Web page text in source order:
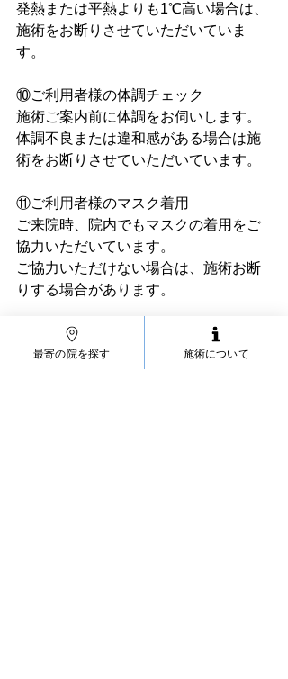
発熱または平熱よりも1℃高い場合は、
施術をお断りさせていただいていま
す。
⑩ご利用者様の体調チェック
施術ご案内前に体調をお伺いします。
体調不良または違和感がある場合は施
術をお断りさせていただいています。
⑪ご利用者様のマスク着用
ご来院時、院内でもマスクの着用をご
協力いただいています。
ご協力いただけない場合は、施術お断
りする場合があります。
⑫ご利用者様の手指消毒
ご来院時、ご帰院時に手指の消毒にご
最寄の院を探す 施術について